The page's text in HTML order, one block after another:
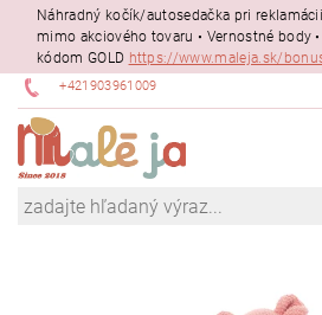
Náhradný kočík/autosedačka pri
mimo akciového tovaru • Vernostné body
kódom GOLD https://www.maleja.sk/
+421903961009